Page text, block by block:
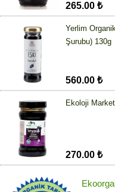
265.00 ₺
Yerlim
Şurubu) 130g
560.00 ₺
Ekoloji
270.00 ₺